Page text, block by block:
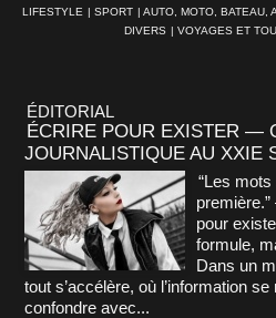
LIFESTYLE | SPORT | AUTO, MOTO, BATEAU,
DIVERS | VOYAGES ET
ÉDITORIAL
ÉCRIRE POUR EXISTER —
JOURNALISTIQUE AU XXIE
“Les
pour
formule,
Dans un
tout s’accélère, où l’information
confondre avec...